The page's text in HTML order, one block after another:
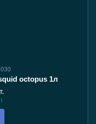
octopus 1л